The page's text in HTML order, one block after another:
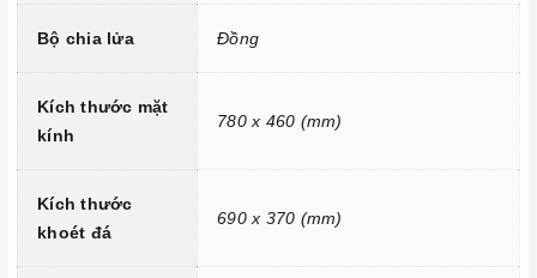
Chống gió nhiệt lượng cao.
Chức năng ngắt gas tự động FFD
Bộ chia lửa Đồng
Kích thước mặt
kính
780 x 460 (mm)
Kích thước
khoét đá
690 x 370 (mm)